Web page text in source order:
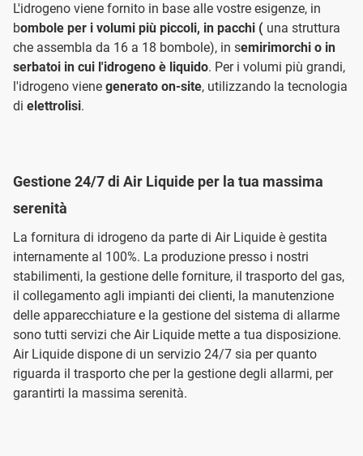
L'idrogeno viene fornito in base alle vostre esigenze, in
bombole per i volumi più piccoli, in pacchi ( una struttura
che assembla da 16 a 18 bombole), in semirimorchi o in
serbatoi in cui l'idrogeno è liquido. Per i volumi più grandi,
l'idrogeno viene generato on-site, utilizzando la tecnologia
di elettrolisi.
Gestione 24/7 di Air Liquide per la tua massima
serenità
La fornitura di idrogeno da parte di Air Liquide è gestita
internamente al 100%. La produzione presso i nostri
stabilimenti, la gestione delle forniture, il trasporto del gas,
il collegamento agli impianti dei clienti, la manutenzione
delle apparecchiature e la gestione del sistema di allarme
sono tutti servizi che Air Liquide mette a tua disposizione.
Air Liquide dispone di un servizio 24/7 sia per quanto
riguarda il trasporto che per la gestione degli allarmi, per
garantirti la massima serenità.